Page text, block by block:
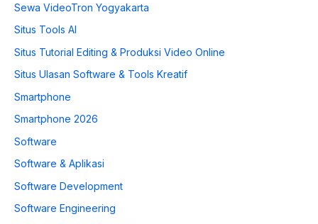
Sewa VideoTron Yogyakarta
Situs Tools AI
Situs Tutorial Editing & Produksi Video Online
Situs Ulasan Software & Tools Kreatif
Smartphone
Smartphone 2026
Software
Software & Aplikasi
Software Development
Software Engineering